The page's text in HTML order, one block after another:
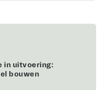
in uitvoering:
bouwen